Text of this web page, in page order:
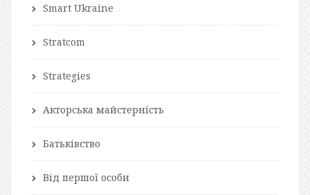
Smart Ukraine
Stratcom
Strategies
Акторська майстерність
Батьківство
Від першої особи